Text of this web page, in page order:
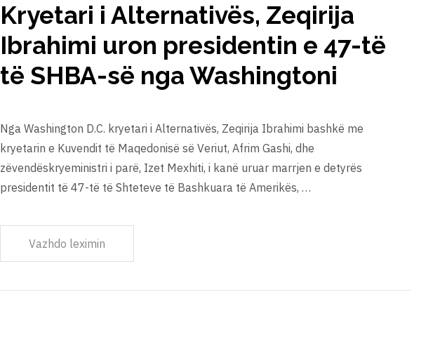
Kryetari i Alternativës, Zeqirija
Ibrahimi uron presidentin e 47-të
të SHBA-së nga Washingtoni
Nga Washington D.C. kryetari i Alternativës, Zeqirija Ibrahimi bashkë me
kryetarin e Kuvendit të Maqedonisë së Veriut, Afrim Gashi, dhe
zëvendëskryeministri i parë, Izet Mexhiti, i kanë uruar marrjen e detyrës
presidentit të 47-të të Shteteve të Bashkuara të Amerikës, …
Vazhdo leximin